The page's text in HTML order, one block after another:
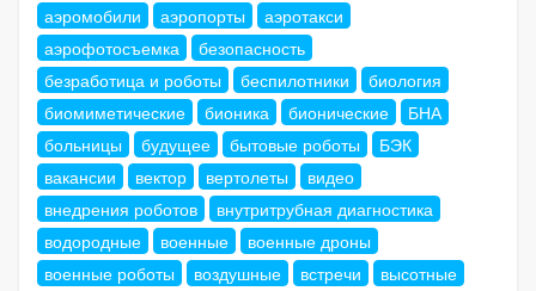
аэромобили
аэропорты
аэротакси
аэрофотосъемка
безопасность
безработица и роботы
беспилотники
биология
биомиметические
бионика бионические
БНА
больницы
будущее бытовые роботы
БЭК
вакансии
вектор вертолеты
видео
внедрения роботов
внутритрубная диагностика
водородные
военные
военные дроны
военные роботы
воздушные встречи
высотные